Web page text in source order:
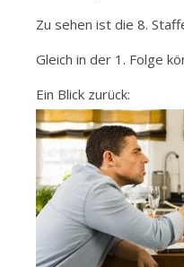
Zu sehen ist die 8.
Gleich in der 1. Folge
Ein Blick zurück: